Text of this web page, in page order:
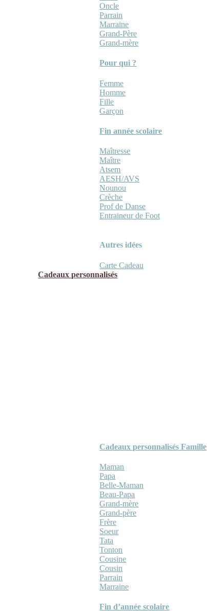
Oncle
Parrain
Marraine
Grand-Père
Grand-mère
Pour qui ?
Femme
Homme
Fille
Garçon
Fin année scolaire
Maîtresse
Maître
Atsem
AESH/AVS
Nounou
Crèche
Prof de Danse
Entraineur de Foot
Autres idées
Carte Cadeau
Cadeaux personnalisés
Cadeaux personnalisés Famille
Maman
Papa
Belle-Maman
Beau-Papa
Grand-mère
Grand-père
Frère
Soeur
Tata
Tonton
Cousine
Cousin
Parrain
Marraine
Fin d’année scolaire